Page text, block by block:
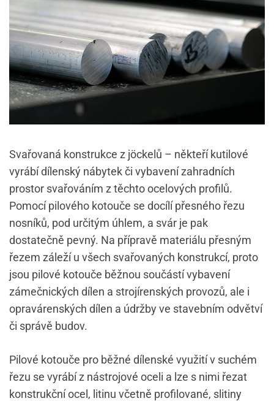
Svařovaná konstrukce z jöckelů – někteří kutilové
vyrábí dílenský nábytek či vybavení zahradních
prostor svařováním z těchto ocelových profilů.
Pomocí pilového kotouče se docílí přesného řezu
nosníků, pod určitým úhlem, a svár je pak
dostatečně pevný. Na přípravě materiálu přesným
řezem záleží u všech svařovaných konstrukcí, proto
jsou pilové kotouče běžnou součástí vybavení
zámečnických dílen a strojírenských provozů, ale i
opravárenských dílen a údržby ve stavebním odvětví
či správě budov.
Pilové kotouče pro běžné dílenské využití v suchém
řezu se vyrábí z nástrojové oceli a lze s nimi řezat
konstrukční ocel, litinu včetně profilované, slitiny